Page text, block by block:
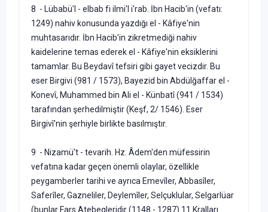
8 - Lübabü'l - elbab fi ilmi'l i'rab. İbn Hacib'in (vefatı:
1249) na­hiv konusunda yazdığı el - Kâfiye'nin
muhtasarıdır. İbn Hacib'in zik­retmediği nahiv
kaidelerine temas ederek el - Kâfiye'nin eksiklerini
tamamlar. Bu Beydavî tefsiri gibi gayet vecizdir. Bu
eser Birgivi (981 / 1573), Bayezid bin Abdülğaffar el -
Konevî, Muhammed bin Ali el - Künbatî (941 / 1534)
tarafından şerhedilmiştir (Keşf, 2/ 1546). Eser
Birgivî'nin şerhiyle birlikte basılmıştır.
9 - Nizamü't - tevarih. Hz. Âdem'den müfessirin
vefatına kadar ge­çen önemli olaylar, özellikle
peygamberler tarihi ve ayrıca Emevîler, Abbasîler,
Saferîler, Gazneliler, Deylemîler, Selçuklular, Selgarlüar
(bunlar Fars Atebegleridir (1148 - 1287) 11 Kralları